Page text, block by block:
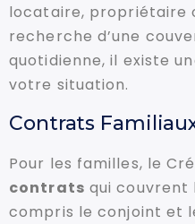
locataire, propriétaire
recherche d’une
quotidienne, il existe
votre situation.
Contrats
Pour les familles, le
contrats qui couvrent
compris le conjoint et